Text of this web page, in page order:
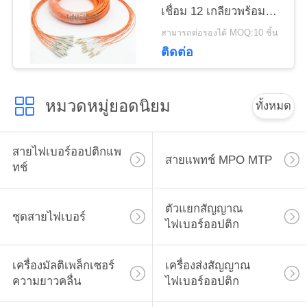
เว็บไซต์
PRIVACY
POLICY
เชื่อม 12 เกลียวพร้อม
2.0 มม. แบบพัดลมออก
สามารถต่อรองได้ MOQ:10 ชิ้น
ติดต่อ
หมวดหมู่ยอดนิยม ทั้งหมด
สายไฟเบอร์ออปติกแพ
ทช์
สายแพทช์ MPO MTP
ชุดสายไฟเบอร์
ตัวแยกสัญญาณ
ไฟเบอร์ออปติก
เครื่องมัลติเพล็กเซอร์
ความยาวคลื่น
เครื่องส่งสัญญาณ
ไฟเบอร์ออปติก